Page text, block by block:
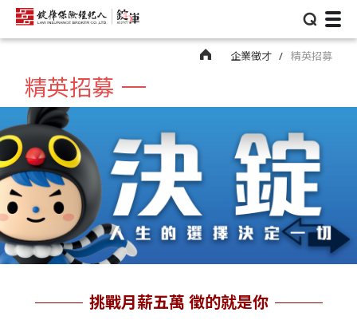
⌕
企業徵才 精英招募
精英招募
挑戰月薪五萬 徵的就是你